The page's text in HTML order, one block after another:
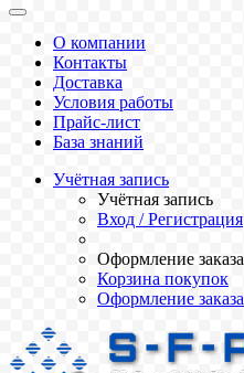
О компании
Контакты
Доставка
Условия работы
Прайс-лист
База знаний
Учётная запись
Учётная запись
Вход / Регистрация
Оформление заказа
Корзина покупок
Оформление заказа